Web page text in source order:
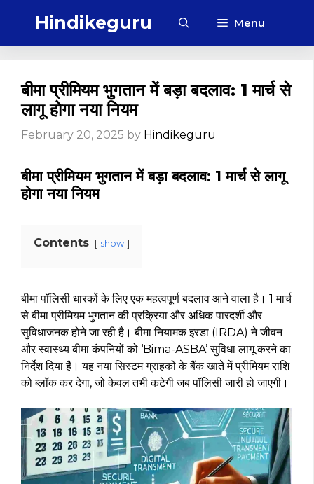
Hindikeguru Menu
बीमा प्रीमियम भुगतान में बड़ा बदलाव: 1 मार्च से
लागू होगा नया नियम
February 20, 2025 by Hindikeguru
बीमा प्रीमियम भुगतान में बड़ा बदलाव: 1 मार्च से लागू
होगा नया नियम
Contents show
बीमा पॉलिसी धारकों के लिए एक महत्वपूर्ण बदलाव आने वाला है। 1 मार्च
से बीमा प्रीमियम भुगतान की प्रक्रिया और अधिक पारदर्शी और
सुविधाजनक होने जा रही है। बीमा नियामक इरडा (IRDA) ने जीवन
और स्वास्थ्य बीमा कंपनियों को ‘Bima-ASBA’ सुविधा लागू करने का
निर्देश दिया है। यह नया सिस्टम ग्राहकों के बैंक खाते में प्रीमियम राशि
को ब्लॉक कर देगा, जो केवल तभी कटेगी जब पॉलिसी जारी हो जाएगी।